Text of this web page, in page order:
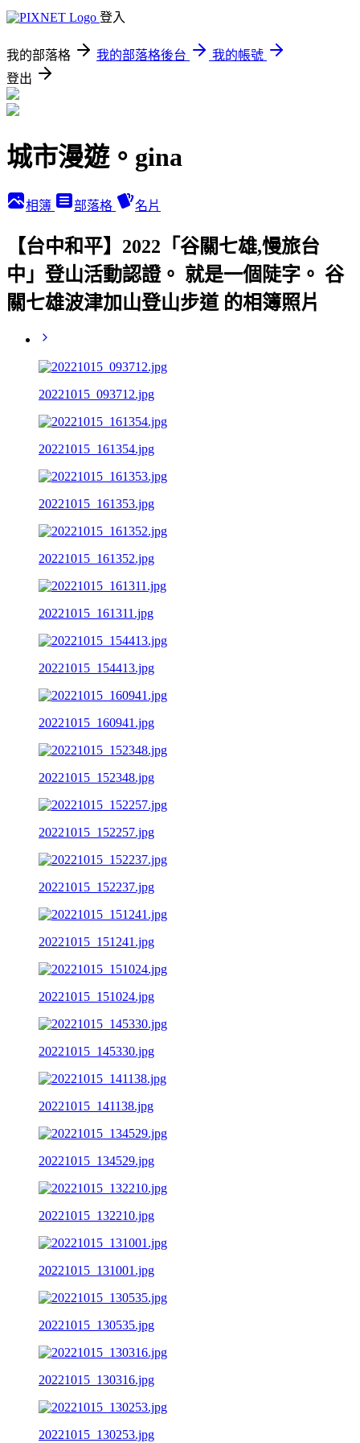
登入
我的部落格 我的部落格後台
我的帳號
登出
城市漫遊。gina
相簿 部落格 名片
【台中和平】2022「谷關七雄,慢旅台
中」登山活動認證。 就是一個陡字。 谷
關七雄波津加山登山步道 的相簿照片
20221015_093712.jpg
20221015_161354.jpg
20221015_161353.jpg
20221015_161352.jpg
20221015_161311.jpg
20221015_154413.jpg
20221015_160941.jpg
20221015_152348.jpg
20221015_152257.jpg
20221015_152237.jpg
20221015_151241.jpg
20221015_151024.jpg
20221015_145330.jpg
20221015_141138.jpg
20221015_134529.jpg
20221015_132210.jpg
20221015_131001.jpg
20221015_130535.jpg
20221015_130316.jpg
20221015_130253.jpg